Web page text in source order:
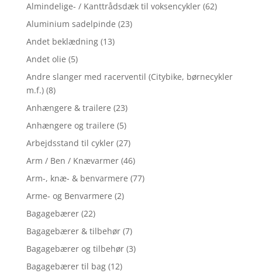
Almindelige- / Kanttrådsdæk til voksencykler (62)
Aluminium sadelpinde (23)
Andet beklædning (13)
Andet olie (5)
Andre slanger med racerventil (Citybike, børnecykler
m.f.) (8)
Anhængere & trailere (23)
Anhængere og trailere (5)
Arbejdsstand til cykler (27)
Arm / Ben / Knævarmer (46)
Arm-, knæ- & benvarmere (77)
Arme- og Benvarmere (2)
Bagagebærer (22)
Bagagebærer & tilbehør (7)
Bagagebærer og tilbehør (3)
Bagagebærer til bag (12)